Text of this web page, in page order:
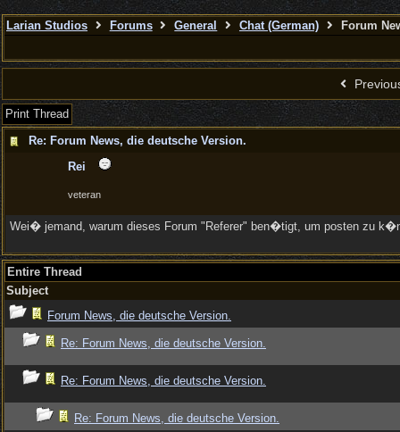
Larian Studios Forums General Chat (German) Forum
Print Thread
Re: Forum News, die deutsche Version.
Rei
veteran
Wei� jemand, warum dieses Forum "Referer" ben�tigt, um posten zu
Entire Thread
Subject
Forum News, die deutsche Version.
Re: Forum News, die deutsche Version.
Re: Forum News, die deutsche Version.
Re: Forum News, die deutsche Version.